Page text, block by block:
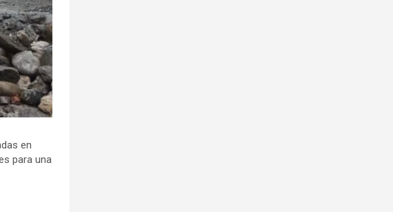
en
para una